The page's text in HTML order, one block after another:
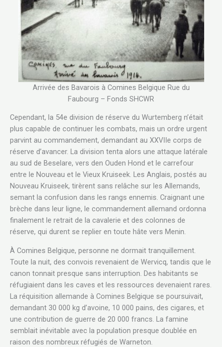
Arrivée des Bavarois à Comines Belgique Rue du
Faubourg – Fonds SHCWR
Cependant, la 54e division de réserve du Wurtemberg n’était
plus capable de continuer les combats, mais un ordre urgent
parvint au commandement, demandant au XXVIIe corps de
réserve d’avancer. La division tenta alors une attaque latérale
au sud de Beselare, vers den Ouden Hond et le carrefour
entre le Nouveau et le Vieux Kruiseek. Les Anglais, postés au
Nouveau Kruiseek, tirèrent sans relâche sur les Allemands,
semant la confusion dans les rangs ennemis. Craignant une
brèche dans leur ligne, le commandement allemand ordonna
finalement le retrait de la cavalerie et des colonnes de
réserve, qui durent se replier en toute hâte vers Menin.
À Comines Belgique, personne ne dormait tranquillement.
Toute la nuit, des convois revenaient de Wervicq, tandis que le
canon tonnait presque sans interruption. Des habitants se
réfugiaient dans les caves et les ressources devenaient rares.
La réquisition allemande à Comines Belgique se poursuivait,
demandant 30 000 kg d’avoine, 10 000 pains, des cigares, et
une contribution de guerre de 20 000 francs. La famine
semblait inévitable avec la population presque doublée en
raison des nombreux réfugiés de Warneton.